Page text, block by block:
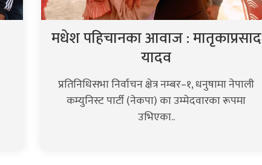
मधेश पहिचानका आवाज : मातृकाप्रसाद
यादव
प्रतिनिधिसभा निर्वाचन क्षेत्र नम्बर–१, धनुषामा नेपाली
कम्युनिस्ट पार्टी (नेकपा) का उम्मेदवारका रूपमा
उभिएका..